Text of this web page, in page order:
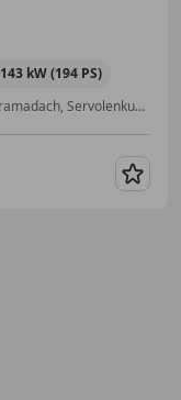
143 kW (194 PS)
Schiebedach, Sportsitze, Sportfahrwerk, Panoramadach, Servolenkung, Notrufsystem, Tuning, Sportpaket